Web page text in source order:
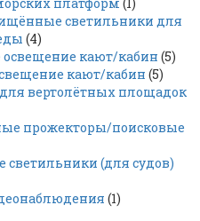
светильники для
(4)
освещение кают/кабин (5)
кают/кабин (5)
вертолётных площадок
прожекторы/поисковые
светильники (для судов)
(1)